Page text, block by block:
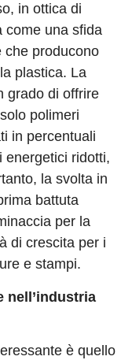
in ottica di
come una sfida
che producono
plastica. La
grado di offrire
polimeri
in percentuali
energetici ridotti,
la svolta in
battuta
per la
di crescita per i
e stampi.
nell’industria
è quello